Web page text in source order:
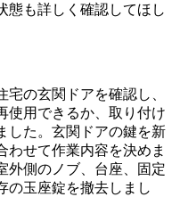
態も詳しく確認してほし
の玄関ドアを確認し、
使用できるか、取り付け
した。玄関ドアの鍵を新
わせて作業内容を決めま
外側のノブ、台座、固定
の玉座錠を撤去しまし